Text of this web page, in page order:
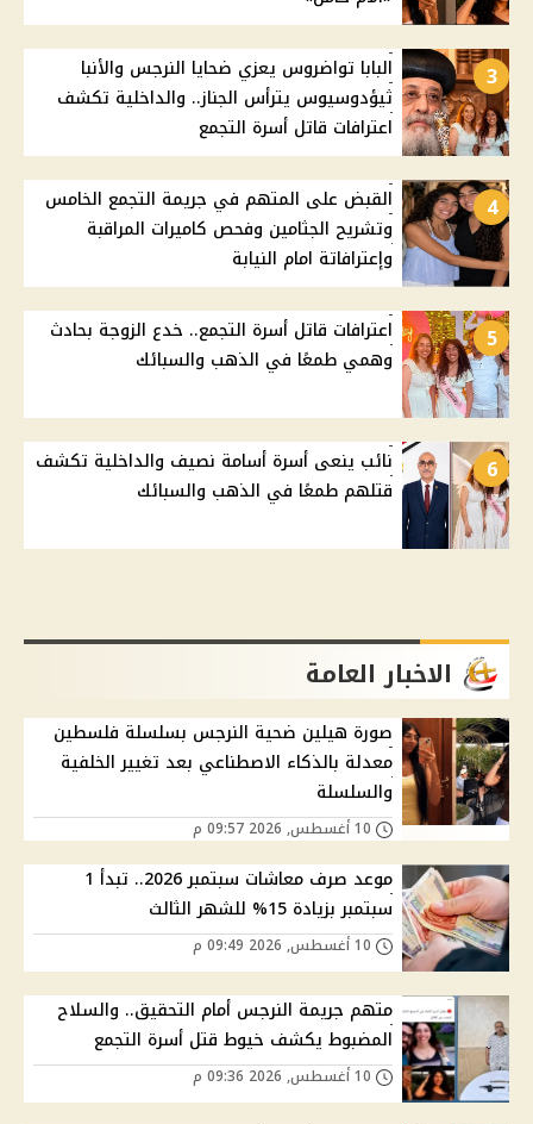
3
البابا تواضروس يعزي ضحايا النرجس والأنبا
ثيؤدوسيوس يترأس الجناز.. والداخلية تكشف
اعترافات قاتل أسرة التجمع
4
القبض على المتهم في جريمة التجمع الخامس
وتشريح الجثامين وفحص كاميرات المراقبة
وإعترافاتة امام النيابة
5
اعترافات قاتل أسرة التجمع.. خدع الزوجة بحادث
وهمي طمعًا في الذهب والسبائك
6
نائب ينعى أسرة أسامة نصيف والداخلية تكشف
قتلهم طمعًا في الذهب والسبائك
الاخبار العامة
صورة هيلين ضحية النرجس بسلسلة فلسطين
معدلة بالذكاء الاصطناعي بعد تغيير الخلفية
والسلسلة
موعد صرف معاشات سبتمبر 2026.. تبدأ 1
سبتمبر بزيادة 15% للشهر الثالث
متهم جريمة النرجس أمام التحقيق.. والسلاح
المضبوط يكشف خيوط قتل أسرة التجمع